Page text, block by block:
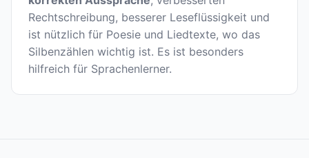
Rechtschreibung, besserer Leseflüssigkeit und
ist nützlich für Poesie und Liedtexte, wo das
Silbenzählen wichtig ist. Es ist besonders
hilfreich für Sprachenlerner.